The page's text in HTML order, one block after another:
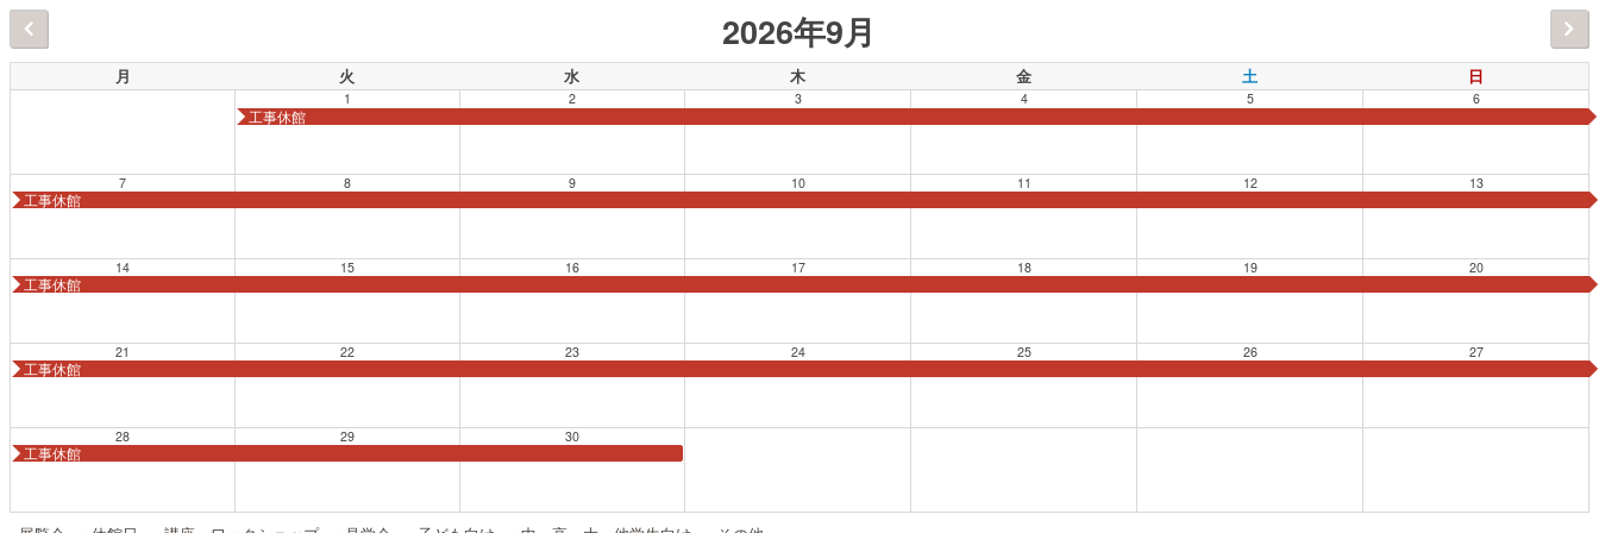
2026年9月
月 火 水 木 金 土 日
1
工事休館
2 3 4 5 6
7
工事休館
8 9 10 11 12 13
14
工事休館
15 16 17 18 19 20
21
工事休館
22 23 24 25 26 27
28
工事休館
29 30